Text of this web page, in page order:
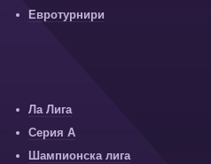
Евротурнири
Ла Лига
Серия А
Шампионска лига